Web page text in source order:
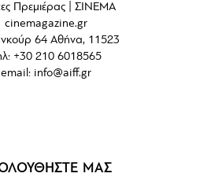
Πρεμιέρας | ΣΙΝΕΜΑ
cinemagazine.gr
64 Αθήνα, 11523
+30 210 6018565
email: info@aiff.gr
ΜΑΣ